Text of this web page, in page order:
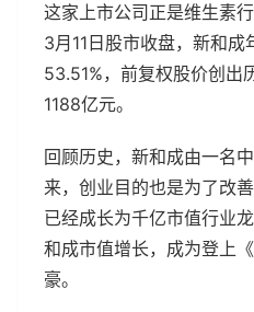
这家上市公司正是维生素
3月11日股市收盘，新和
53.51%，前复权股价创出
1188亿元。
回顾历史，新和成由一名
来，创业目的也是为了改
已经成长为千亿市值行业
和成市值增长，成为登上
豪。